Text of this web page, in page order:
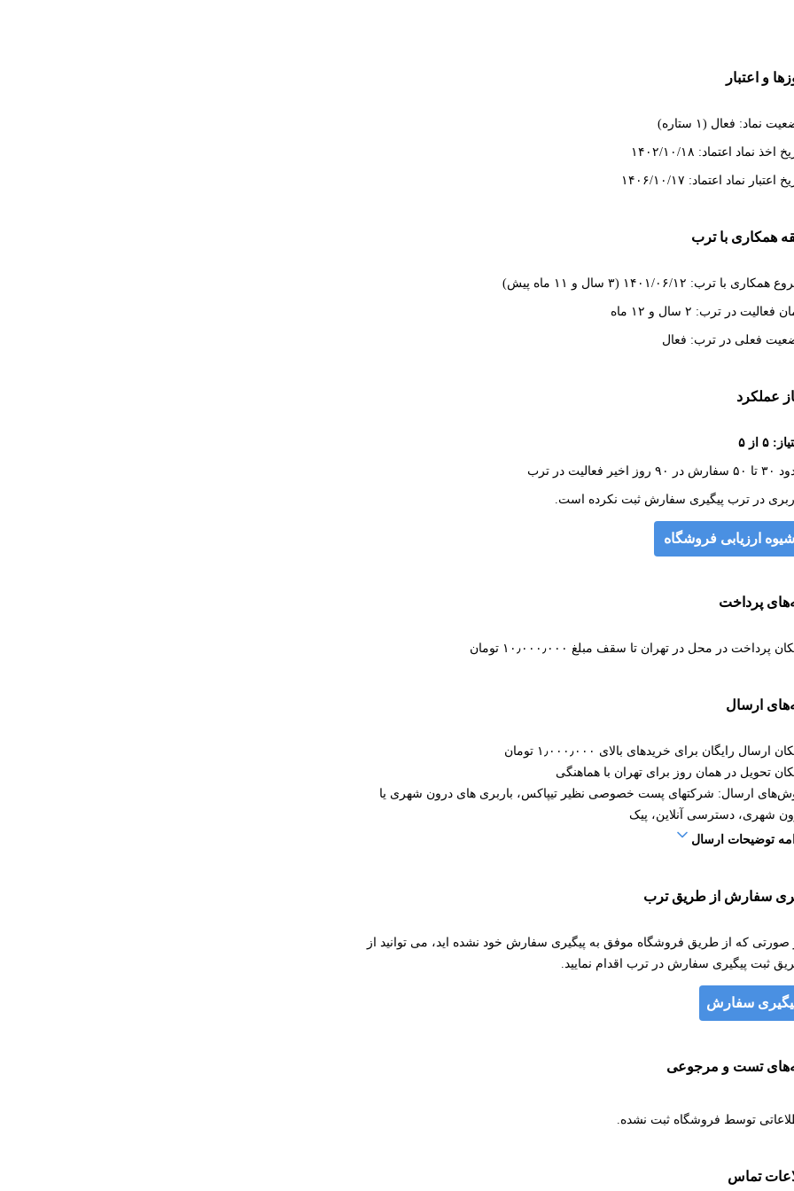
و اعتبار
نماد: فعال (۱ ستاره)
اخذ نماد اعتماد: ۱۴۰۲/۱۰/۱۸
اعتبار نماد اعتماد: ۱۴۰۶/۱۰/۱۷
همکاری با ترب
با ترب: ۱۴۰۱/۰۶/۱۲ (۳ سال و ۱۱ ماه پیش)
فعالیت در ترب: ۲ سال و ۱۲ ماه
فعلی در ترب: فعال
عملکرد
۵ از ۵
روز اخیر فعالیت در ترب
در ترب پیگیری سفارش ثبت نکرده است.
شیوه ارزیابی فروشگاه
پرداخت
پرداخت در محل در تهران تا سقف مبلغ ۱۰٫۰۰۰٫۰۰۰ تومان
ارسال
ارسال رایگان برای خریدهای بالای ۱٫۰۰۰٫۰۰۰ تومان
تحویل در همان روز برای تهران با هماهنگی
ارسال: شرکتهای پست خصوصی نظیر تیپاکس، باربری های درون شهری یا
شهری، دسترسی آنلاین، پیک
توضیحات ارسال
سفارش از طریق ترب
صورتی که از طریق فروشگاه موفق به پیگیری سفارش خود نشده اید، می توانید از
ثبت پیگیری سفارش در ترب اقدام نمایید.
سفارش
تست و مرجوعی
توسط فروشگاه ثبت نشده.
تماس